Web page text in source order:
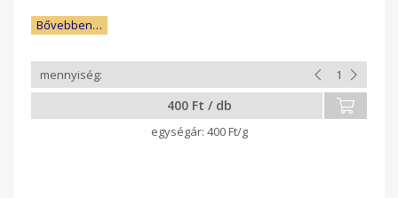
Bővebben…
400 Ft / db
400 Ft/g